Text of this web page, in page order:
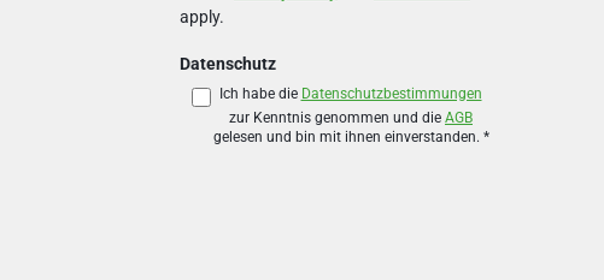
apply.
Datenschutz
Ich habe die Datenschutzbestimmungen
zur Kenntnis genommen und die AGB
gelesen und bin mit ihnen einverstanden. *